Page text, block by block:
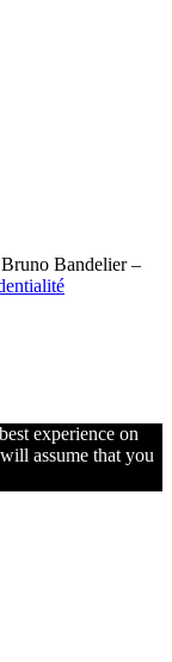
Bandelier –
experience on
assume that you